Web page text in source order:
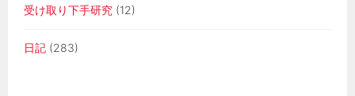
受け取り下手研究 (12)
日記 (283)